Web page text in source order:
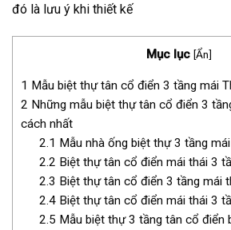
đó là lưu ý khi thiết kế
Mục lục [Ẩn]
1 Mẫu biệt thự tân cổ điển 3 tầng mái
2 Những mẫu biệt thự tân cổ điển 3
cách nhất
2.1 Mẫu nhà ống biệt thự 3 tầng
2.2 Biệt thự tân cổ điển mái thái 3
2.3 Biệt thự tân cổ điển 3 tầng mái
2.4Biệt thự tân cổ điển mái thái 3
2.5 Mẫu biệt thự 3 tầng tân cổ điển